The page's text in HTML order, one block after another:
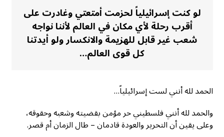
لو كنت إسرائيلياً لحزمت أمتعتي وغادرت على
أقرب رحلة لأي مكان في العالم لأننا نواجه
شعب غير قابل للهزيمة والانكسار ولو أيدتنا
كل قوى العالم…
الحمد لله أنني لست إسرائيلياً…
والحمد لله أنني فلسطيني حر مؤمن بقضيته وشعبه وحقوقه،
وعلى يقين أن التحرير والعودة قادمان – طال الزمان أم قصر.